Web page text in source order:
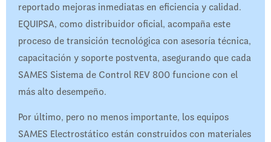
reportado mejoras inmediatas en eficiencia y calidad.
EQUIPSA, como distribuidor oficial, acompaña este
proceso de transición tecnológica con asesoría técnica,
capacitación y soporte postventa, asegurando que cada
SAMES Sistema de Control REV 800 funcione con el
más alto desempeño.
Por último, pero no menos importante, los equipos
SAMES Electrostático están construidos con materiales